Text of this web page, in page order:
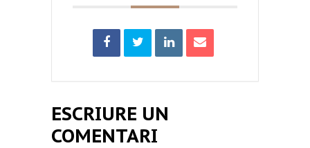
ESCRIURE UN
COMENTARI